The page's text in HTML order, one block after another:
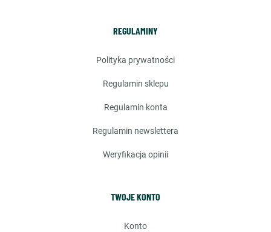
REGULAMINY
polityka prywatności
regulamin sklepu
regulamin konta
regulamin newslettera
weryfikacja opinii
TWOJE KONTO
konto